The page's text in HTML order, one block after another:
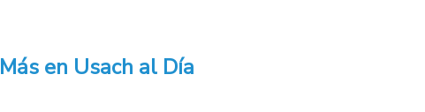
Más en Usach al Día